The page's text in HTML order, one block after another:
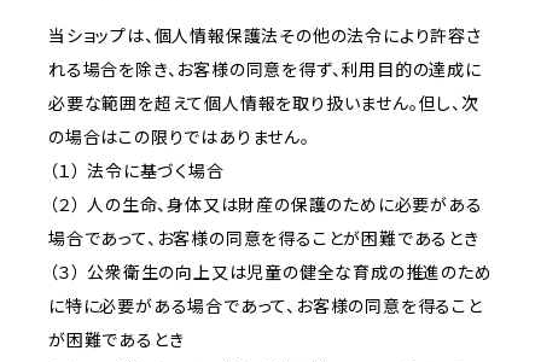
当ショップは、個人情報保護法その他の法令により許容さ
れる場合を除き、お客様の同意を得ず、利用目的の達成に
必要な範囲を超えて個人情報を取り扱いません。但し、次
の場合はこの限りではありません。
（１） 法令に基づく場合
（２） 人の生命、身体又は財産の保護のために必要がある
場合であって、お客様の同意を得ることが困難であるとき
（３） 公衆衛生の向上又は児童の健全な育成の推進のため
に特に必要がある場合であって、お客様の同意を得ること
が困難であるとき